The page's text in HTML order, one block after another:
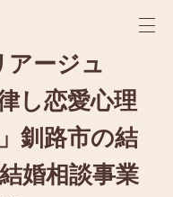
ージュ
し恋愛心理
釧路市の結
婚相談事業